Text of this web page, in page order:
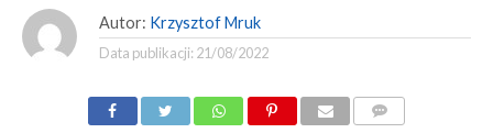
Autor: Krzysztof Mruk
Data publikacji: 21/08/2022